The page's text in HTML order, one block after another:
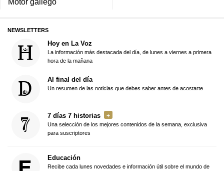
NEWSLETTERS
Hoy en La Voz
La información más destacada del día, de lunes a viernes a primera
hora de la mañana
Al final del día
Un resumen de las noticias que debes saber antes de acostarte
7 días 7 historias
Una selección de los mejores contenidos de la semana, exclusiva
para suscriptores
Educación
Recibe cada lunes novedades e información útil sobre el mundo de